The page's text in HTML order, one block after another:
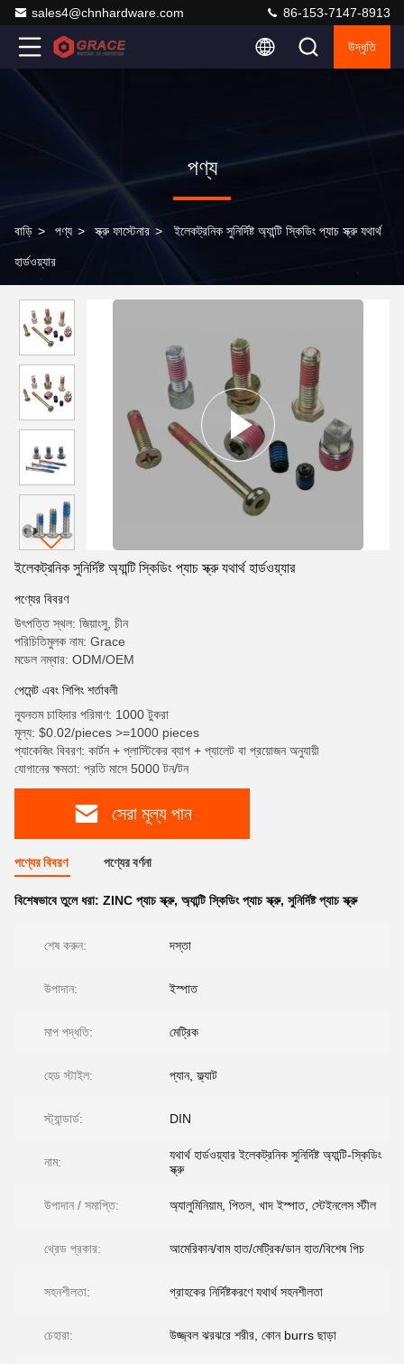
sales4@chnhardware.com 86-153-7147-8913
উদ্ধৃতি
পণ্য
বাড়ি > পণ্য > স্ক্রু ফাস্টেনার > ইলেকট্রনিক সুনির্দিষ্ট অ্যান্টি স্কিডিং প্যাচ স্ক্রু যথার্থ
হার্ডওয়্যার
ইলেকট্রনিক সুনির্দিষ্ট অ্যান্টি স্কিডিং প্যাচ স্ক্রু যথার্থ হার্ডওয়্যার
পণ্যের বিবরণ
উৎপত্তি স্থল: জিয়াংসু, চীন
পরিচিতিমুলক নাম: Grace
মডেল নম্বার: ODM/OEM
পেমেন্ট এবং শিপিং শর্তাবলী
ন্যূনতম চাহিদার পরিমাণ: 1000 টুকরা
মূল্য: $0.02/pieces >=1000 pieces
প্যাকেজিং বিবরণ: কার্টন + প্লাস্টিকের ব্যাগ + প্যালেট বা প্রয়োজন অনুযায়ী
যোগানের ক্ষমতা: প্রতি মাসে 5000 টন/টন
সেরা মূল্য পান
পণ্যের বিবরণ পণ্যের বর্ণনা
বিশেষভাবে তুলে ধরা: ZINC প্যাচ স্ক্রু, অ্যান্টি স্কিডিং প্যাচ স্ক্রু, সুনির্দিষ্ট প্যাচ স্ক্রু
শেষ করুন: দস্তা
উপাদান: ইস্পাত
মাপ পদ্ধতি: মেট্রিক
হেড স্টাইল: প্যান, ফ্ল্যাট
স্ট্যান্ডার্ড: DIN
নাম:
যথার্থ হার্ডওয়্যার ইলেকট্রনিক সুনির্দিষ্ট অ্যান্টি-স্কিডিং
স্ক্রু
উপাদান / সমাপ্তি: অ্যালুমিনিয়াম, পিতল, খাদ ইস্পাত, স্টেইনলেস স্টীল
থ্রেড প্রকার: আমেরিকান/বাম হাত/মেট্রিক/ডান হাত/বিশেষ পিচ
সহনশীলতা: গ্রাহকের নির্দিষ্টকরণে যথার্থ সহনশীলতা
চেহারা: উজ্জ্বল ঝরঝরে শরীর, কোন burrs ছাড়া